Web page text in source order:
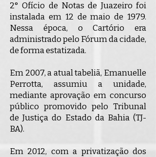
2° Ofício de Notas de Juazeiro foi
instalada em 12 de maio de 1979.
Nessa época, o Cartório era
administrado pelo Fórum da cidade,
de forma estatizada.
Em 2007, a atual tabeliã, Emanuelle
Perrotta, assumiu a unidade,
mediante aprovação em concurso
público promovido pelo Tribunal
de Justiça do Estado da Bahia (TJ-
BA).
Em 2012, com a privatização dos